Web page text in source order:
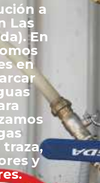
a
Las
En
en
traza,
y